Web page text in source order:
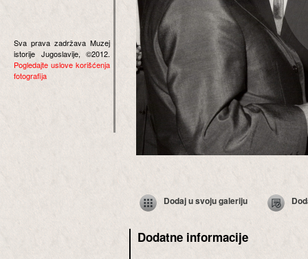
Sva prava zadržava Muzej
istorije Jugoslavije, ©2012.
Pogledajte uslove korišćenja
fotografija
Dodaj u svoju galeriju
Dodatne informacije